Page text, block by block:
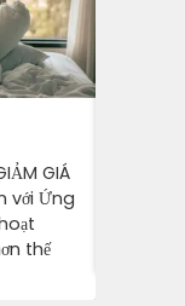
GIÁ
với Ứng
thế